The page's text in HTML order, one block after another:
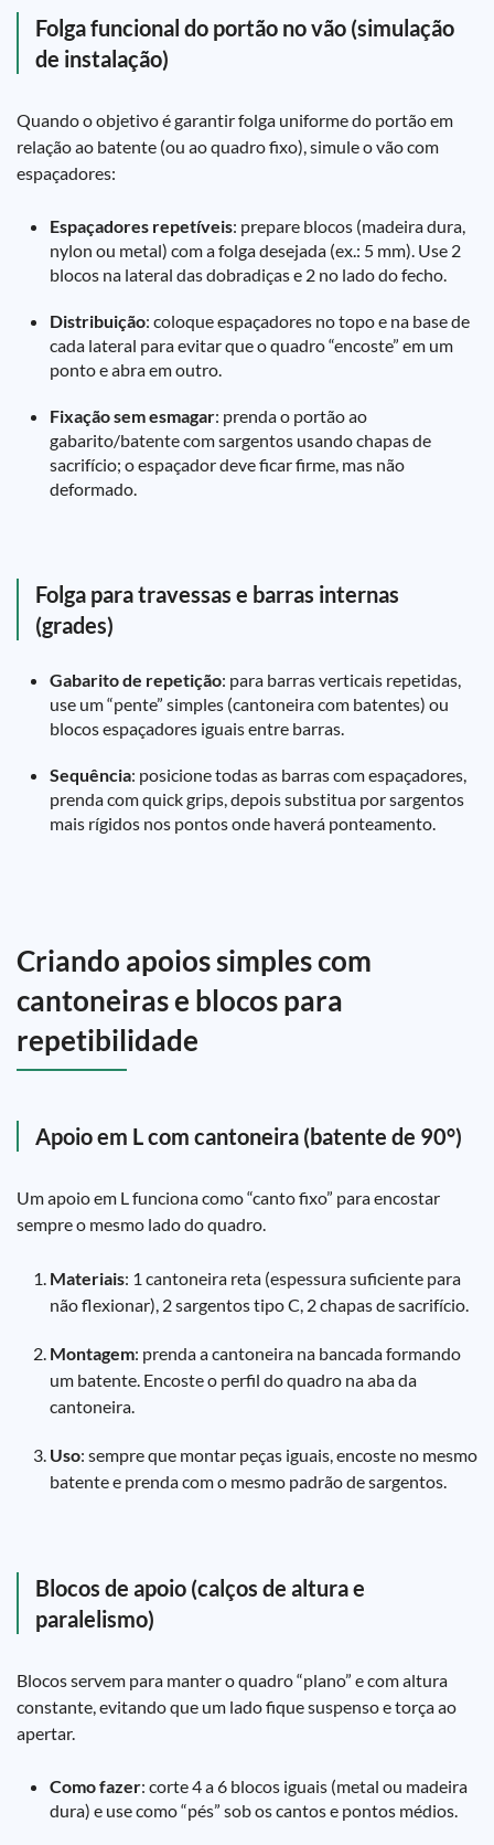
Folga funcional do portão no vão (simulação
de instalação)
Quando o objetivo é garantir folga uniforme do portão em
relação ao batente (ou ao quadro fixo), simule o vão com
espaçadores:
Espaçadores repetíveis: prepare blocos (madeira dura,
nylon ou metal) com a folga desejada (ex.: 5 mm). Use 2
blocos na lateral das dobradiças e 2 no lado do fecho.
Distribuição: coloque espaçadores no topo e na base de
cada lateral para evitar que o quadro “encoste” em um
ponto e abra em outro.
Fixação sem esmagar: prenda o portão ao
gabarito/batente com sargentos usando chapas de
sacrifício; o espaçador deve ficar firme, mas não
deformado.
Folga para travessas e barras internas
(grades)
Gabarito de repetição: para barras verticais repetidas,
use um “pente” simples (cantoneira com batentes) ou
blocos espaçadores iguais entre barras.
Sequência: posicione todas as barras com espaçadores,
prenda com quick grips, depois substitua por sargentos
mais rígidos nos pontos onde haverá ponteamento.
Criando apoios simples com
cantoneiras e blocos para
repetibilidade
Apoio em L com cantoneira (batente de 90°)
Um apoio em L funciona como “canto fixo” para encostar
sempre o mesmo lado do quadro.
Materiais: 1 cantoneira reta (espessura suficiente para
não flexionar), 2 sargentos tipo C, 2 chapas de sacrifício.
Montagem: prenda a cantoneira na bancada formando
um batente. Encoste o perfil do quadro na aba da
cantoneira.
Uso: sempre que montar peças iguais, encoste no mesmo
batente e prenda com o mesmo padrão de sargentos.
Blocos de apoio (calços de altura e
paralelismo)
Blocos servem para manter o quadro “plano” e com altura
constante, evitando que um lado fique suspenso e torça ao
apertar.
Como fazer: corte 4 a 6 blocos iguais (metal ou madeira
dura) e use como “pés” sob os cantos e pontos médios.